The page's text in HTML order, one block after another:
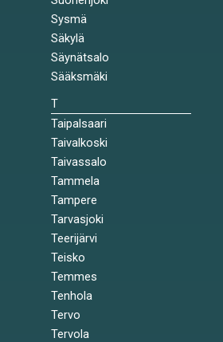
Sysmä
Säkylä
Säynätsalo
Sääksmäki
T
Taipalsaari
Taivalkoski
Taivassalo
Tammela
Tampere
Tarvasjoki
Teerijärvi
Teisko
Temmes
Tenhola
Tervo
Tervola